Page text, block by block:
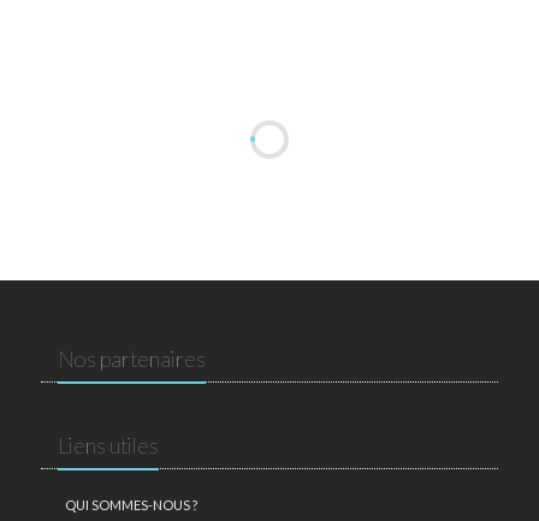
Nos partenaires
Liens utiles
QUI SOMMES-NOUS ?